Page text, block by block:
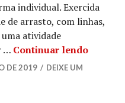
individual. Exercida
de arrasto, com linhas,
atividade
… Continuar lendoSaber
DE 2019
DEIXE UM